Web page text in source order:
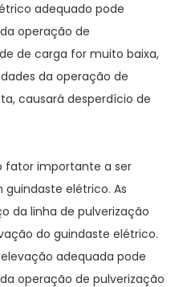
adequado pode
operação de
de carga for muito baixa,
da operação de
causará desperdício de
fator importante a ser
elétrico. As
da linha de pulverização
do guindaste elétrico.
adequada pode
operação de pulverização